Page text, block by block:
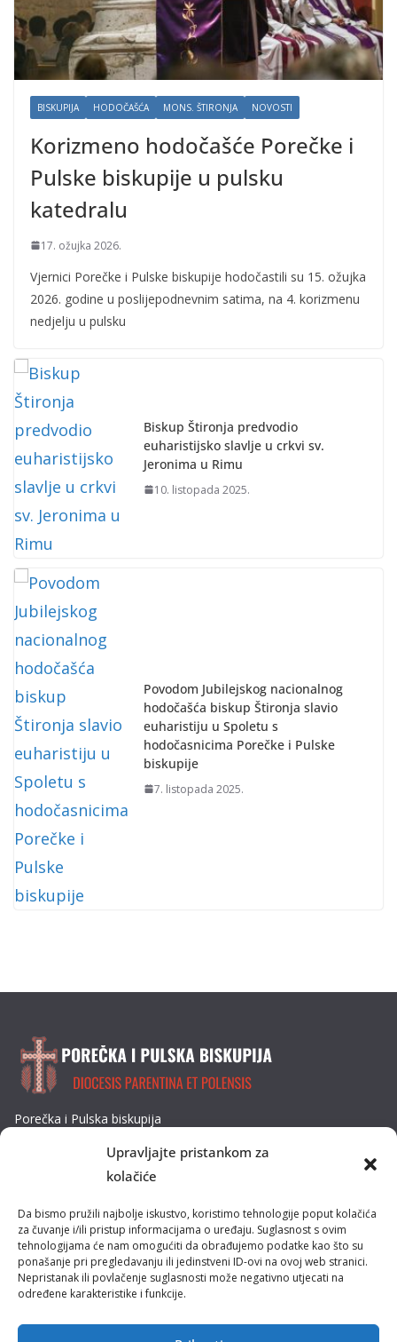
Upravljajte pristankom za
kolačiće
Da bismo pružili najbolje iskustvo, koristimo tehnologije poput kolačića
za čuvanje i/ili pristup informacijama o uređaju. Suglasnost s ovim
tehnologijama će nam omogućiti da obrađujemo podatke kao što su
ponašanje pri pregledavanju ili jedinstveni ID-ovi na ovoj web stranici.
Nepristanak ili povlačenje suglasnosti može negativno utjecati na
određene karakteristike i funkcije.
BISKUPIJA HODOČAŠĆA MONS. ŠTIRONJA NOVOSTI
Korizmeno hodočašće Porečke i
Pulske biskupije u pulsku
katedralu
17. ožujka 2026.
Vjernici Porečke i Pulske biskupije hodočastili su 15. ožujka
2026. godine u poslijepodnevnim satima, na 4. korizmenu
nedjelju u pulsku
Biskup Štironja predvodio
euharistijsko slavlje u crkvi sv.
Jeronima u Rimu
10. listopada 2025.
Povodom Jubilejskog nacionalnog
hodočašća biskup Štironja slavio
euharistiju u Spoletu s
hodočasnicima Porečke i Pulske
biskupije
7. listopada 2025.
Porečka i Pulska biskupija
Tel: 052/432-064
E-mail: biskupija@ppb.hr
Kultura i tradicija
Misije
Pastoral obitelji